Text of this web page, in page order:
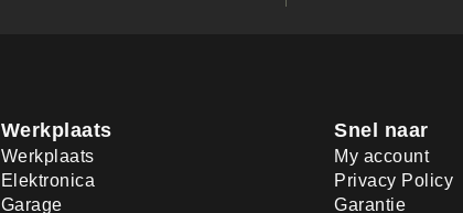
Werkplaats
Werkplaats
Elektronica
Garage
Snel naar
My account
Privacy Policy
Garantie